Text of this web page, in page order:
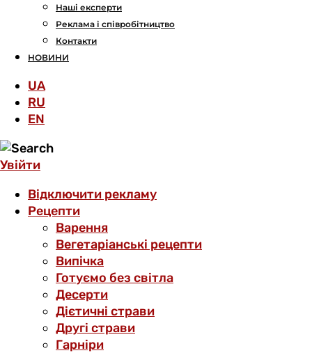
Наші експерти
Реклама і співробітництво
Контакти
НОВИНИ
UA
RU
EN
Увійти
Відключити рекламу
Рецепти
Варення
Вегетаріанські рецепти
Випічка
Готуємо без світла
Десерти
Дієтичні страви
Другі страви
Гарніри